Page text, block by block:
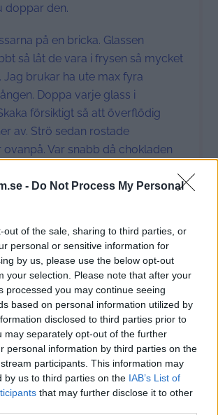
- Do Not Process My Personal
out of the sale, sharing to third parties, or
personal or sensitive information for
by us, please use the below opt-out
your selection. Please note that after your
processed you may continue seeing
based on personal information utilized by
disclosed to third parties prior to
may separately opt-out of the further
personal information by third parties on the
participants. This information may
by us to third parties on the IAB’s List of
that may further disclose it to other
doppar den.
på en bricka. Glassen
så låt de vara i frysen så mycket
Jag brukar ha ute max fyra
Doppa varje glass i
försiktigt så att överflödig
av. Strö sedan rostade
ovanpå. Var snabb då chokladen
och upprepa tills alla är klara.
(ca fyra-åtta glassar) behöver du
några sekunder då
ner den och den annars blir för
Värm den inte varmare än
Lägg in glassarna i frysen till
1 h Cook Time: 6 h i frys